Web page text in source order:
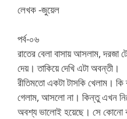
লেখক -জুয়েল
পর্ব-০৬
রাতের বেলা বাসায় আসলাম, দরজা
দেয়। তাকিয়ে দেখি এটা অবন্তী।
রীতিমতো একটা টাসকি খেলাম।
গেলাম, আসলো না। কিন্তু এখন
অবশ্য ভালোই হয়েছে। সে কোনো